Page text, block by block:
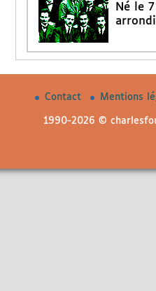
Né le
Contact Mentions
1990-2026 ©